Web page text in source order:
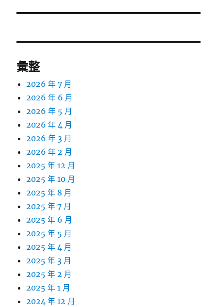
文
彙整
2026 年 7 月
2026 年 6 月
2026 年 5 月
2026 年 4 月
2026 年 3 月
2026 年 2 月
2025 年 12 月
2025 年 10 月
2025 年 8 月
2025 年 7 月
2025 年 6 月
2025 年 5 月
2025 年 4 月
2025 年 3 月
2025 年 2 月
2025 年 1 月
2024 年 12 月